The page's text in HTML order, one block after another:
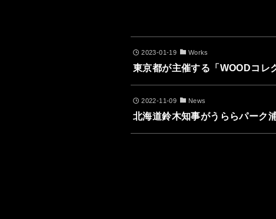
2023-01-19 Works
東京都が主催する「WOODコレ
2022-11-09 News
北海道鈴木知事がうららパーク